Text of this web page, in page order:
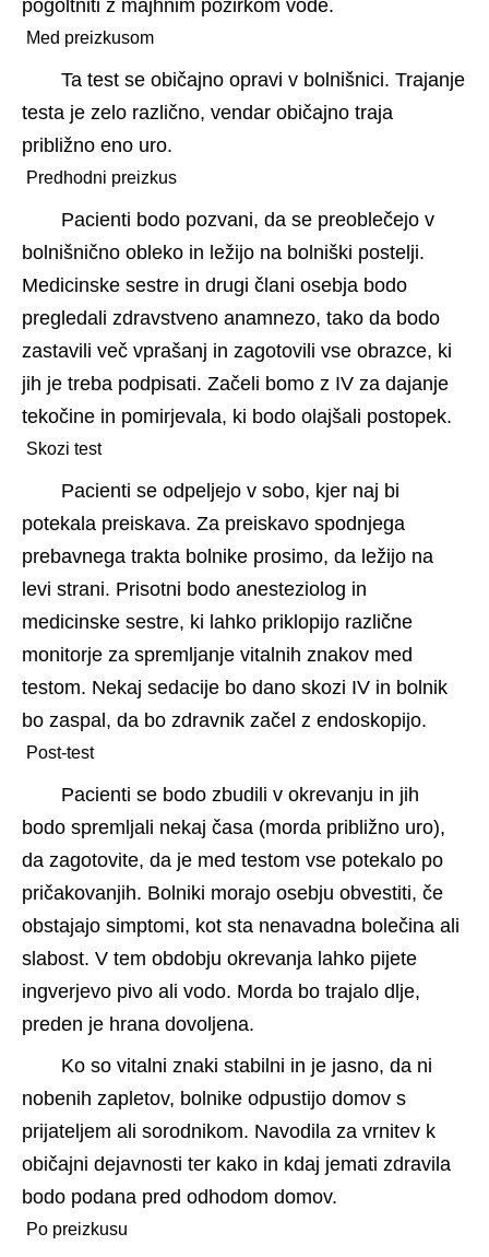
pogoltniti z majhnim požirkom vode.
Med preizkusom
Ta test se običajno opravi v bolnišnici. Trajanje
testa je zelo različno, vendar običajno traja
približno eno uro.
Predhodni preizkus
Pacienti bodo pozvani, da se preoblečejo v
bolnišnično obleko in ležijo na bolniški postelji.
Medicinske sestre in drugi člani osebja bodo
pregledali zdravstveno anamnezo, tako da bodo
zastavili več vprašanj in zagotovili vse obrazce, ki
jih je treba podpisati. Začeli bomo z IV za dajanje
tekočine in pomirjevala, ki bodo olajšali postopek.
Skozi test
Pacienti se odpeljejo v sobo, kjer naj bi
potekala preiskava. Za preiskavo spodnjega
prebavnega trakta bolnike prosimo, da ležijo na
levi strani. Prisotni bodo anesteziolog in
medicinske sestre, ki lahko priklopijo različne
monitorje za spremljanje vitalnih znakov med
testom. Nekaj ​​sedacije bo dano skozi IV in bolnik
bo zaspal, da bo zdravnik začel z endoskopijo.
Post-test
Pacienti se bodo zbudili v okrevanju in jih
bodo spremljali nekaj časa (morda približno uro),
da zagotovite, da je med testom vse potekalo po
pričakovanjih. Bolniki morajo osebju obvestiti, če
obstajajo simptomi, kot sta nenavadna bolečina ali
slabost. V tem obdobju okrevanja lahko pijete
ingverjevo pivo ali vodo. Morda bo trajalo dlje,
preden je hrana dovoljena.
Ko so vitalni znaki stabilni in je jasno, da ni
nobenih zapletov, bolnike odpustijo domov s
prijateljem ali sorodnikom. Navodila za vrnitev k
običajni dejavnosti ter kako in kdaj jemati zdravila
bodo podana pred odhodom domov.
Po preizkusu